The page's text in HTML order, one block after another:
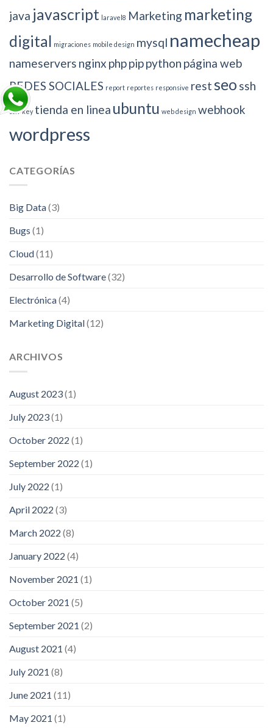
java javascript laravel8 Marketing marketing
digital migraciones mobile design mysql namecheap
nameservers nginx phppippython página web
REDES SOCIALES report reportes responsive rest seo ssh
ssh-key tienda en linea ubuntu web design webhook
wordpress
CATEGORÍAS
Big Data(3)
Bugs (1)
Cloud(11)
Desarrollo de Software(32)
Electrónica(4)
Marketing Digital(12)
ARCHIVOS
August 2023(1)
July 2023(1)
October 2022 (1)
September 2022 (1)
July 2022 (1)
April 2022 (3)
March 2022 (8)
January 2022 (4)
November 2021 (1)
October 2021 (5)
September 2021 (2)
August 2021 (4)
July 2021 (8)
June 2021 (11)
May 2021 (1)